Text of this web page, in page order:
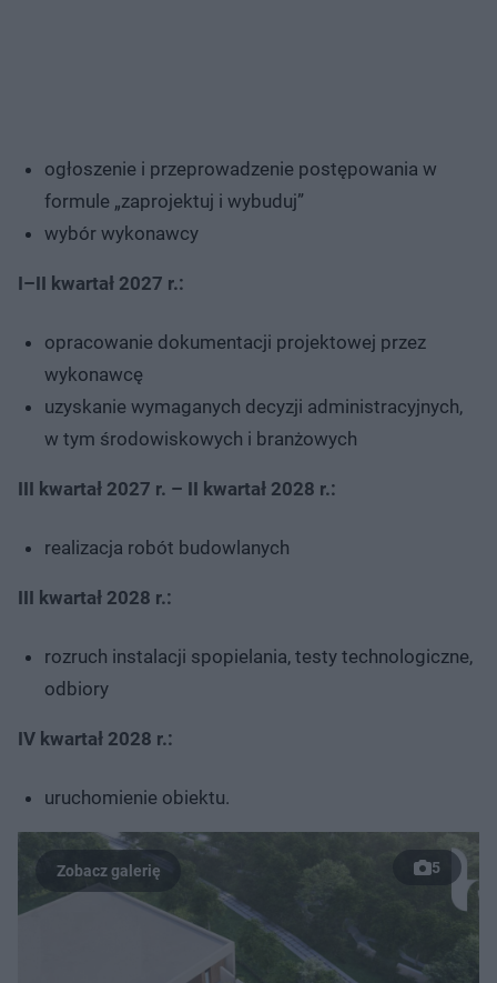
ogłoszenie i przeprowadzenie postępowania w
formule „zaprojektuj i wybuduj”
wybór wykonawcy
I–II kwartał 2027 r.:
opracowanie dokumentacji projektowej przez
wykonawcę
uzyskanie wymaganych decyzji administracyjnych,
w tym środowiskowych i branżowych
III kwartał 2027 r. – II kwartał 2028 r.:
realizacja robót budowlanych
III kwartał 2028 r.:
rozruch instalacji spopielania, testy technologiczne,
odbiory
IV kwartał 2028 r.:
uruchomienie obiektu.
5